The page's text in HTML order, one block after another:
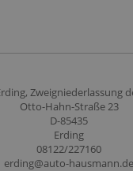
Zweigniederlassung
Otto-Hahn-Straße 23
D-85435
Erding
08122/227160
erding@auto-hausmann.de